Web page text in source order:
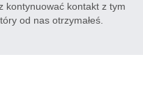
kontynuować kontakt z tym
od nas otrzymałeś.